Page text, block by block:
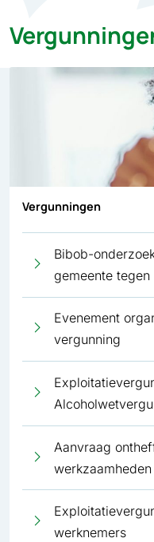
Vergunningen
Bibob-
gemeente
Evenement
vergunning
Aanvraag
werkzaamheden
werknemers